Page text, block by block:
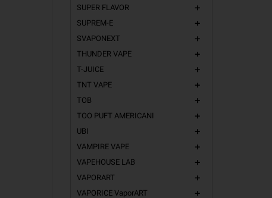
SUPER FLAVOR add
SUPREM-E add
SVAPONEXT add
THUNDER VAPE add
T-JUICE add
TNT VAPE add
TOB add
TOO PUFT AMERICANI add
UBI add
VAMPIRE VAPE add
VAPEHOUSE LAB add
VAPORART add
VAPORICE VaporART add